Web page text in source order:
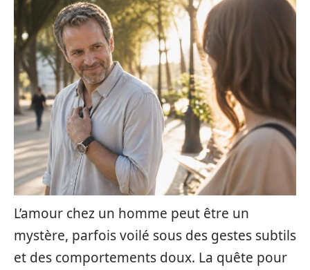
L’amour chez un homme peut être un
mystère, parfois voilé sous des gestes subtils
et des comportements doux. La quête pour